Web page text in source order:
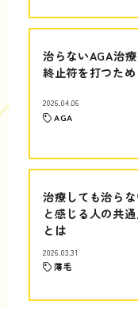
治らないAGA治
終止符を打つた
2026.04.06
AGA
治療しても治ら
と感じる人の共
とは
2026.03.31
薄毛